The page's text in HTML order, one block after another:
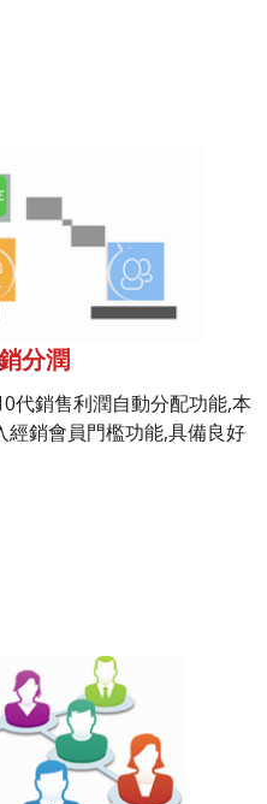
分潤
代銷售利潤自動分配功能,本
銷會員門檻功能,具備良好